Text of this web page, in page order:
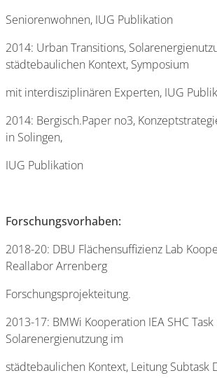
Seniorenwohnen, IUG Publikation
2014: Urban Transitions,
städtebaulichen Kontext, Symposium
mit interdisziplinären Experten, IUG
2014: Bergisch.Paper no3,
in Solingen,
IUG Publikation
Forschungsvorhaben:
2018-20: DBU Flächensuffizienz Lab
Reallabor Arrenberg
Forschungsprojekteitung.
2013-17: BMWi Kooperation IEA SHC Task
Solarenergienutzung im
städtebaulichen Kontext, Leitung Subtask